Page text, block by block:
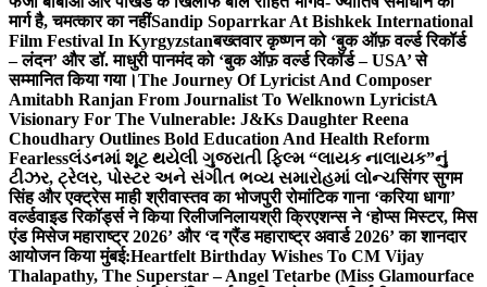
मार्ग है, चमत्कार का नहींSandip Soparrkar At Bishkek International
Film Festival In Kyrgyzstanबख्तवार कृष्णन को ‘बुक ऑफ़ वर्ल्ड रिकॉर्ड
– लंदन’ और डॉ. माधुरी पानमंद को ‘बुक ऑफ़ वर्ल्ड रिकॉर्ड – USA’ से
सम्मानित किया गया।The Journey Of Lyricist And Composer
Amitabh Ranjan From Journalist To Welknown LyricistA
Visionary For The Vulnerable: J&Ks Daughter Reena
Choudhary Outlines Bold Education And Health Reform
Fearlessલંડનમાં શૂટ થયેલી ગુજરાતી ફિલ્મ “લાયક નાલાયક”નું
ટીઝર, ટ્રેલર, પોસ્ટર અને સંગીત ભવ્ય સમારોહમાં લોન્ચसिंगर सुगम
सिंह और एक्ट्रेस माही श्रीवास्तव का भोजपुरी रोमांटिक गाना ‘करिया धागा’
वर्ल्डवाइड रिकॉर्ड्स ने किया रिलीजनिलायश्री क्रिएशन्स ने ‘होप्स मिस्टर, मिस
एंड मिसेज महाराष्ट्र 2026’ और ‘द ग्रैंड महाराष्ट्र अवार्ड 2026’ का शानदार
आयोजन किया मुंबई:Heartfelt Birthday Wishes To CM Vijay
Thalapathy, The Superstar – Angel Tetarbe (Miss Glamourface